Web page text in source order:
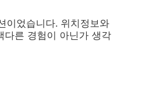
이었습니다. 위치정보와
다른 경험이 아닌가 생각